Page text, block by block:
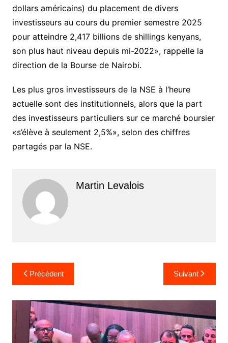
dollars américains) du placement de divers
investisseurs au cours du premier semestre 2025
pour atteindre 2,417 billions de shillings kenyans,
son plus haut niveau depuis mi-2022», rappelle la
direction de la Bourse de Nairobi.
Les plus gros investisseurs de la NSE à l’heure
actuelle sont des institutionnels, alors que la part
des investisseurs particuliers sur ce marché boursier
«s’élève à seulement 2,5%», selon des chiffres
partagés par la NSE.
Martin Levalois
Navigation
de
l’article
Précédent Suivant